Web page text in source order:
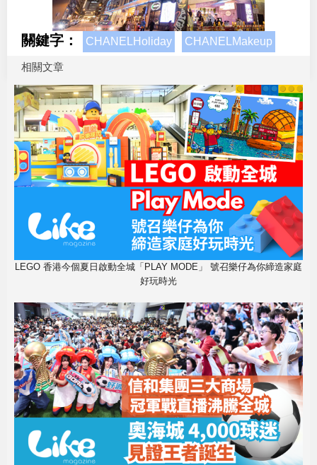
關鍵字： CHANELHoliday CHANELMakeup
相關文章
LEGO 香港今個夏日啟動全城「PLAY MODE」 號召樂仔為你締造家庭
好玩時光